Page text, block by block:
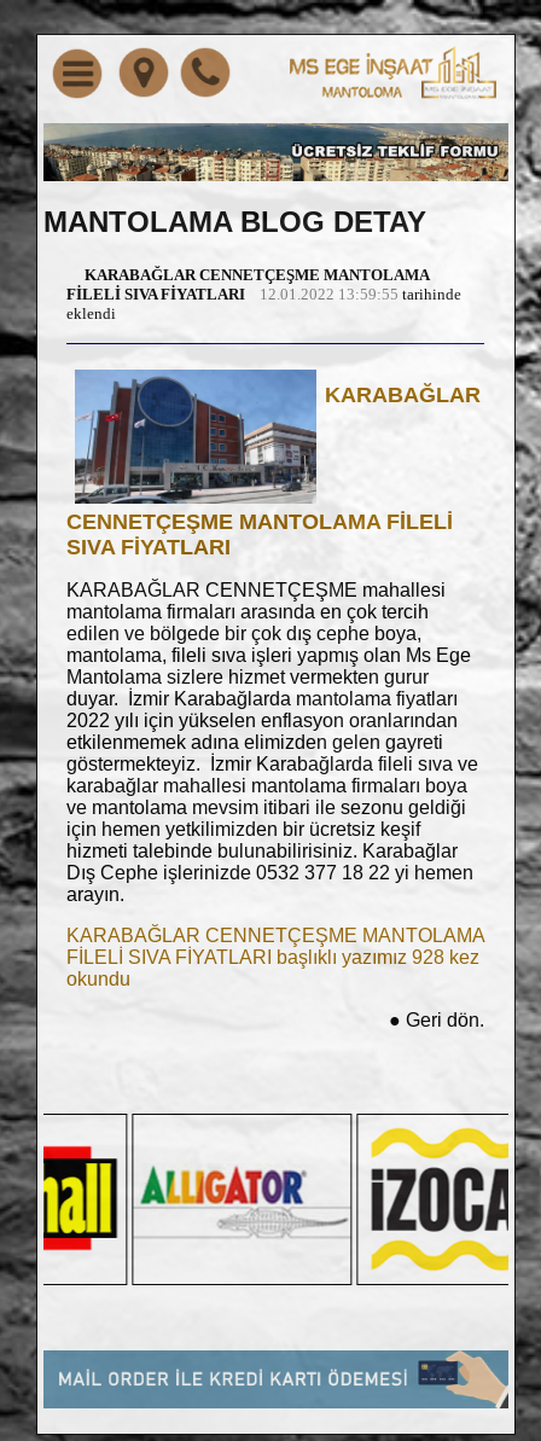
MANTOLAMA BLOG DETAY
KARABAĞLAR CENNETÇEŞME MANTOLAMA
FİLELİ SIVA FİYATLARI
12.01.2022 13:59:55 tarihinde
eklendi
KARABAĞLAR
CENNETÇEŞME MANTOLAMA FİLELİ
SIVA FİYATLARI
KARABAĞLAR CENNETÇEŞME mahallesi
mantolama firmaları arasında en çok tercih
edilen ve bölgede bir çok dış cephe boya,
mantolama, fileli sıva işleri yapmış olan Ms Ege
Mantolama sizlere hizmet vermekten gurur
duyar. İzmir Karabağlarda mantolama fiyatları
2022 yılı için yükselen enflasyon oranlarından
etkilenmemek adına elimizden gelen gayreti
göstermekteyiz. İzmir Karabağlarda fileli sıva ve
karabağlar mahallesi mantolama firmaları boya
ve mantolama mevsim itibari ile sezonu geldiği
için hemen yetkilimizden bir ücretsiz keşif
hizmeti talebinde bulunabilirisiniz. Karabağlar
Dış Cephe işlerinizde 0532 377 18 22 yi hemen
arayın.
KARABAĞLAR CENNETÇEŞME MANTOLAMA
FİLELİ SIVA FİYATLARI başlıklı yazımız 928 kez
okundu
● Geri dön.